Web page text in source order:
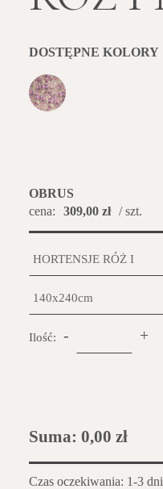
DOSTĘPNE KOLORY
OBRUS
cena:
309,00 zł / szt.
Ilość: - +
Suma: 0,00 zł
Czas oczekiwania: 1-3 dni